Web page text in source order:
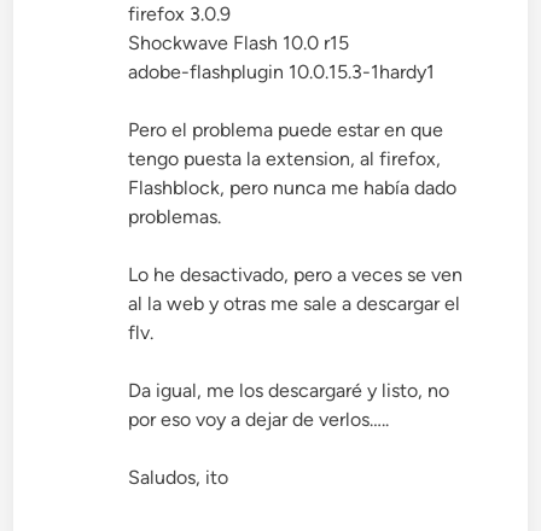
firefox 3.0.9
Shockwave Flash 10.0 r15
adobe-flashplugin 10.0.15.3-1hardy1
Pero el problema puede estar en que
tengo puesta la extension, al firefox,
Flashblock, pero nunca me había dado
problemas.
Lo he desactivado, pero a veces se ven
al la web y otras me sale a descargar el
flv.
Da igual, me los descargaré y listo, no
por eso voy a dejar de verlos…..
Saludos, ito